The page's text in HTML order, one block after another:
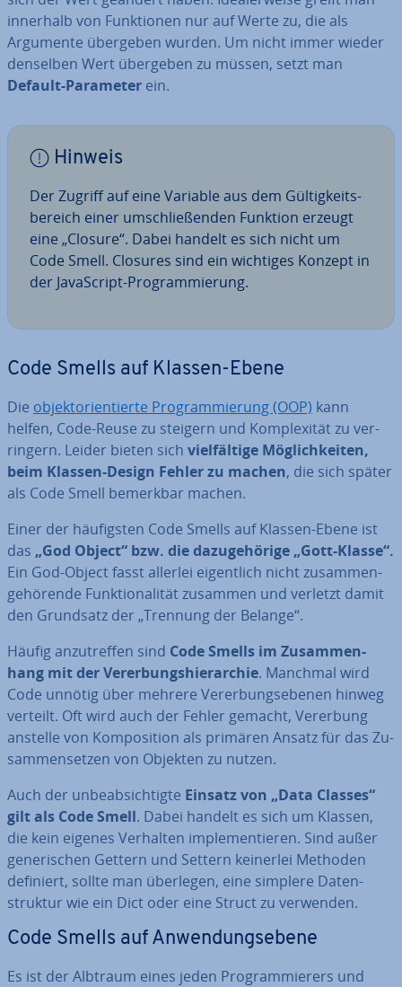
innerhalb von Funk­tio­nen nur auf Werte zu, die als
Argumente übergeben wurden. Um nicht immer wieder
denselben Wert übergeben zu müssen, setzt man
Default-Parameter ein.
Hinweis
Der Zugriff auf eine Variable aus dem Gül­tig­keits­
be­reich einer um­schlie­ßen­den Funktion erzeugt
eine „Closure“. Dabei handelt es sich nicht um
Code Smell. Closures sind ein wichtiges Konzept in
der Ja­va­Script-Pro­gram­mie­rung.
Code Smells auf Klassen-Ebene
Die ob­jekt­ori­en­tier­te Pro­gram­mie­rung (OOP) kann
helfen, Code-Reuse zu steigern und Kom­ple­xi­tät zu ver­
rin­gern. Leider bieten sich viel­fäl­ti­ge Mög­lich­kei­ten,
beim Klassen-Design Fehler zu machen, die sich später
als Code Smell bemerkbar machen.
Einer der häu­figs­ten Code Smells auf Klassen-Ebene ist
das „God Object“ bzw. die da­zu­ge­hö­ri­ge „Gott-Klasse“.
Ein God-Object fasst allerlei ei­gent­lich nicht zu­sam­men­
ge­hö­ren­de Funk­tio­na­li­tät zusammen und verletzt damit
den Grundsatz der „Trennung der Belange“.
Häufig an­zu­tref­fen sind Code Smells im Zu­sam­men­
hang mit der Ver­er­bungs­hier­ar­chie. Manchmal wird
Code unnötig über mehrere Ver­er­bungs­ebe­nen hinweg
verteilt. Oft wird auch der Fehler gemacht, Vererbung
anstelle von Kom­po­si­ti­on als primären Ansatz für das Zu­
sam­men­set­zen von Objekten zu nutzen.
Auch der un­be­ab­sich­tig­te Einsatz von „Data Classes“
gilt als Code Smell. Dabei handelt es sich um Klassen,
die kein eigenes Verhalten im­ple­men­tie­ren. Sind außer
ge­ne­ri­schen Gettern und Settern keinerlei Methoden
definiert, sollte man überlegen, eine simplere Da­ten­
struk­tur wie ein Dict oder eine Struct zu verwenden.
Code Smells auf An­wen­dungs­ebe­ne
Es ist der Albtraum eines jeden Pro­gram­mie­rers und